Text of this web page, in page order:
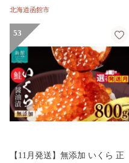
感 贅沢 使い切りサイズ おにぎ
館 ふるさと グルメ お取り寄せ
送料無料_HD032-066-12
北海道函館市
53
【11月発送】無添加 いくら 正